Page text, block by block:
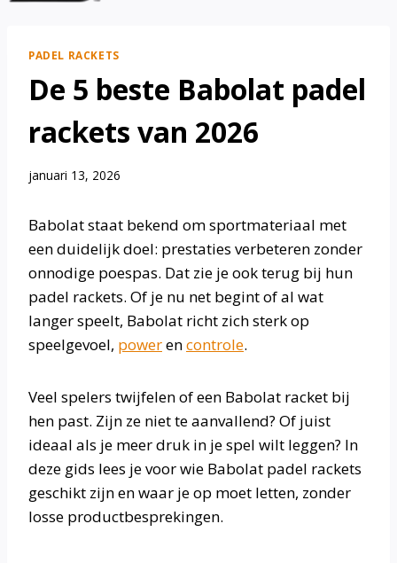
PADEL RACKETS
De 5 beste Babolat padel
rackets van 2026
januari 13, 2026
Babolat staat bekend om sportmateriaal met
een duidelijk doel: prestaties verbeteren zonder
onnodige poespas. Dat zie je ook terug bij hun
padel rackets. Of je nu net begint of al wat
langer speelt, Babolat richt zich sterk op
speelgevoel, powerencontrole.
Veel spelers twijfelen of een Babolat racket bij
hen past. Zijn ze niet te aanvallend? Of juist
ideaal als je meer druk in je spel wilt leggen? In
deze gids lees je voor wie Babolat padel rackets
geschikt zijn en waar je op moet letten, zonder
losse productbesprekingen.